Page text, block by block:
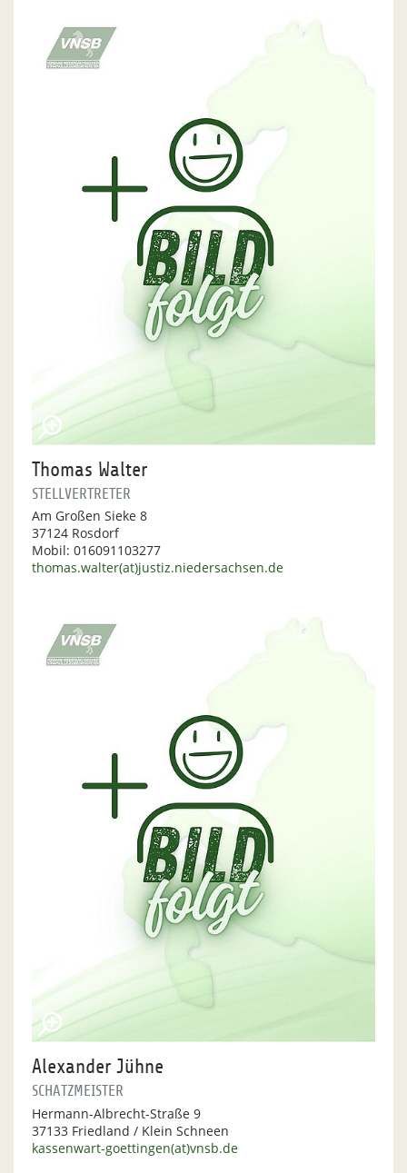
Thomas Walter
STELLVERTRETER
Am Großen Sieke 8
37124 Rosdorf
Mobil: 016091103277
thomas.walter(at)justiz.niedersachsen.de
Alexander Jühne
SCHATZMEISTER
Hermann-Albrecht-Straße 9
37133 Friedland / Klein Schneen
kassenwart-goettingen(at)vnsb.de